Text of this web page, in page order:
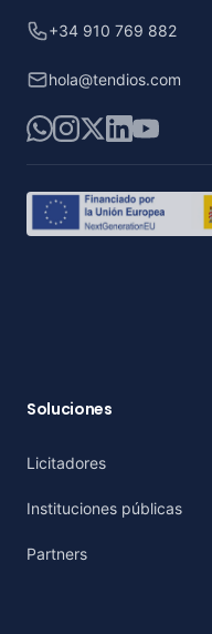
+34 910 769 882
hola@tendios.com
WhatsApp
Instagram
X LinkedIn
YouTube
Soluciones
Licitadores
Instituciones públicas
Partners